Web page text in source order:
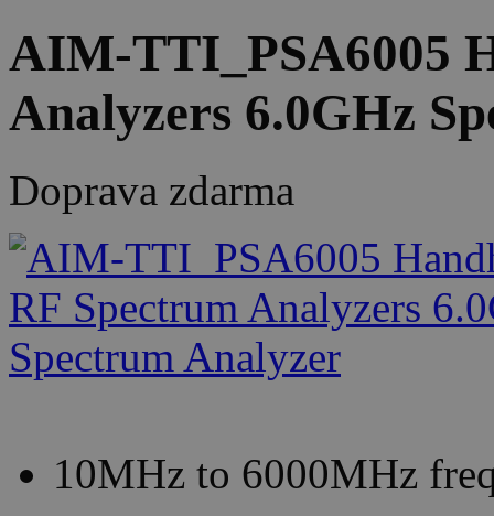
AIM-TTI_PSA6005
Analyzers 6.0GHz
Doprava zdarma
10MHz to 6000MHz